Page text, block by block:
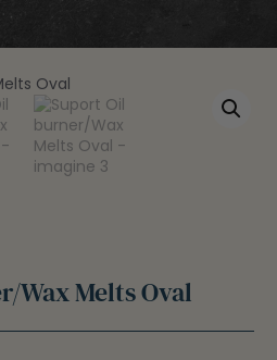
Wax Melts Oval